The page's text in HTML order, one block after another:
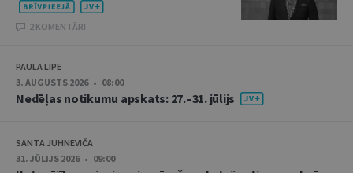
2 KOMENTĀRI
PAULA LIPE
3. AUGUSTS 2026 • 08:00
Nedēļas notikumu apskats: 27.–31. jūlijs
SANTA JUHNEVIČA
31. JŪLIJS 2026 • 09:00